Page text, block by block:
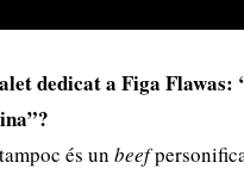
dedicat a Figa Flawas:
és unbeef